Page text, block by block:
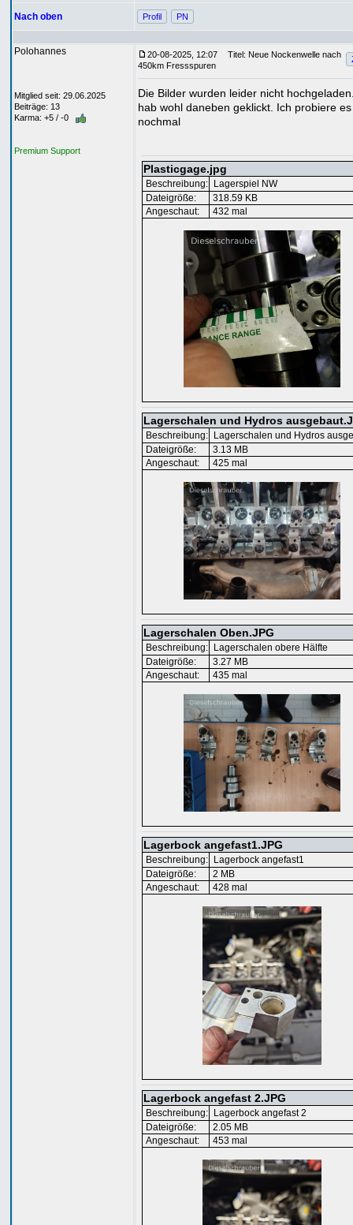
Nach oben Profil PN
Polohannes
Mitglied seit: 29.06.2025
Beiträge: 13
Karma: +5 / -0
Premium Support
20-08-2025, 12:07
Titel: Neue Nockenwelle nach
450km Fressspuren
Die Bilder wurden leider nicht
hab wohl daneben geklickt. Ich probiere es
nochmal
Plasticgage.jpg
Beschreibung:
Lagerspiel NW
Dateigröße:
318.59 KB
Angeschaut:
432 mal
Lagerschalen und Hydros
Beschreibung:
Lagerschalen und Hydros
Dateigröße:
3.13 MB
Angeschaut:
425 mal
Lagerschalen Oben.JPG
Beschreibung:
Lagerschalen obere Hälfte
Dateigröße:
3.27 MB
Angeschaut:
435 mal
Lagerbock angefast1.JPG
Beschreibung:
Lagerbock angefast1
Dateigröße:
2 MB
Angeschaut:
428 mal
Lagerbock angefast 2.JPG
Beschreibung:
Lagerbock angefast 2
Dateigröße:
2.05 MB
Angeschaut:
453 mal